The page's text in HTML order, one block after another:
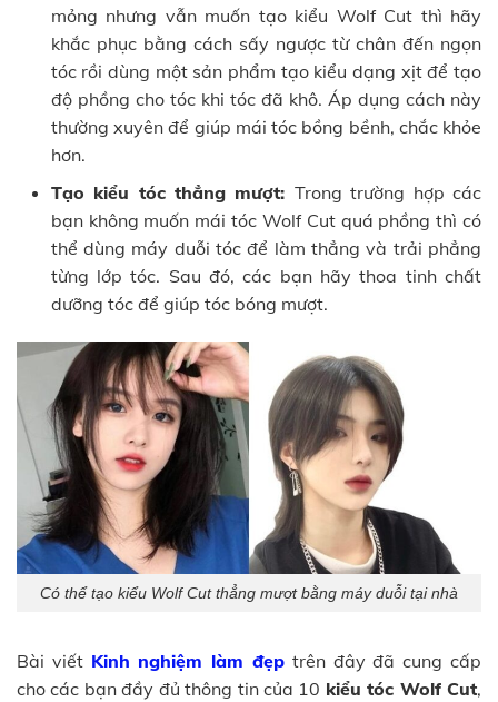
mỏng nhưng vẫn muốn tạo kiểu Wolf Cut thì hãy
khắc phục bằng cách sấy ngược từ chân đến ngọn
tóc rồi dùng một sản phẩm tạo kiểu dạng xịt để tạo
độ phồng cho tóc khi tóc đã khô. Áp dụng cách này
thường xuyên để giúp mái tóc bồng bềnh, chắc khỏe
hơn.
Tạo kiểu tóc thẳng mượt: Trong trường hợp các
bạn không muốn mái tóc Wolf Cut quá phồng thì có
thể dùng máy duỗi tóc để làm thẳng và trải phẳng
từng lớp tóc. Sau đó, các bạn hãy thoa tinh chất
dưỡng tóc để giúp tóc bóng mượt.
Có thể tạo kiểu Wolf Cut thẳng mượt bằng máy duỗi tại nhà
Bài viết Kinh nghiệm làm đẹp trên đây đã cung cấp
cho các bạn đầy đủ thông tin của 10 kiểu tóc Wolf Cut,